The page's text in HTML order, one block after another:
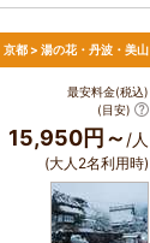
京都 > 湯の花・丹波・美山
最安料金(税込)
(目安)
15,950円～ /人
(大人2名利用時)